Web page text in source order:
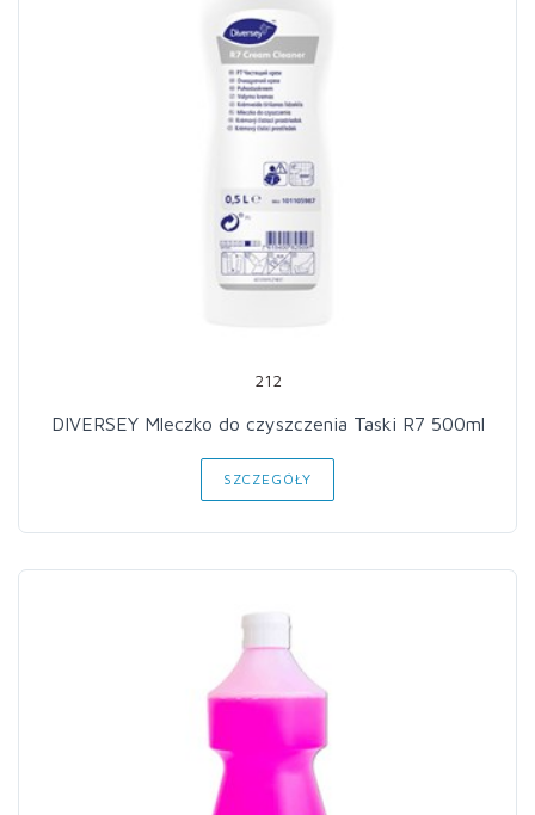
212
DIVERSEY Mleczko do czyszczenia Taski R7 500ml
SZCZEGÓŁY